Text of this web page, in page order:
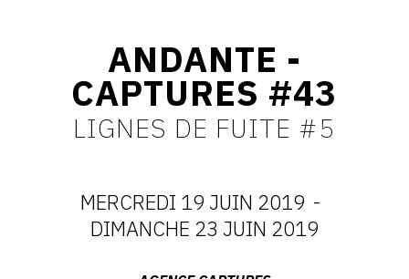
INSTAGRAM
FACEBOOK
PINTEREST
ANDANTE -
CAPTURES #43
LIGNES DE FUITE #5
DATES
MERCREDI 19 JUIN 2019 -
DIMANCHE 23 JUIN 2019